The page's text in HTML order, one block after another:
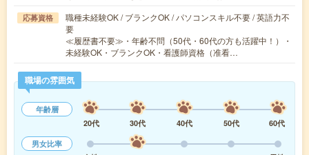
応募資格
職種未経験OK / ブランクOK / パソコンスキル不要 / 英語力不
要
≪履歴書不要≫・年齢不問（50代・60代の方も活躍中！）・
未経験OK・ブランクOK・看護師資格（准看…
職場の雰囲気
年齢層
20代
30代 40代 50代
60代
男女比率